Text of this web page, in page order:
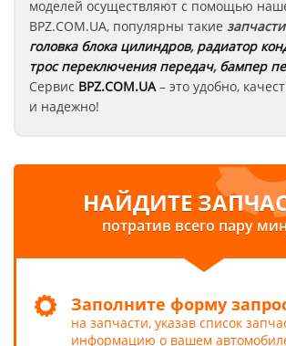
моделей осуществляют с помощью
BPZ.COM.UA, популярны такие
головка блока цилиндров, радиатор
трос переключения передач, бампер
Сервис BPZ.COM.UA – это удобно,
и надежно!
НАЙДИТЕ
потратив всего пару
Заполните форму
на запчасти, указав список
информацию о вашем